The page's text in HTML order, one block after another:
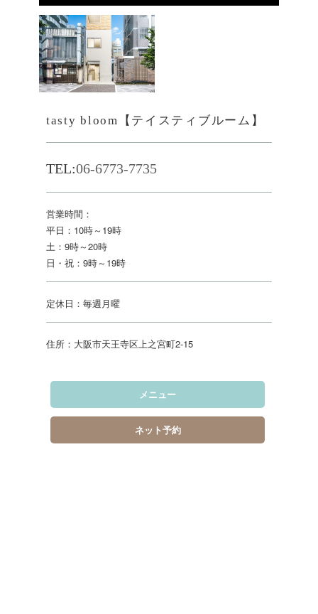
tasty bloom【テイスティブルーム】
TEL:06-6773-7735
営業時間：
平日：10時～19時
土：9時～20時
日・祝：9時～19時
定休日：毎週月曜
住所：大阪市天王寺区上之宮町2-15
メニュー
ネット予約